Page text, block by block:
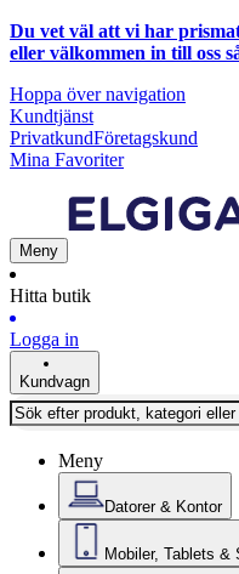
Du vet väl att vi har
eller välkommen in till oss
Hoppa över navigation
Kundtjänst
PrivatkundFöretagskund
Mina Favoriter
Meny
Hitta butik
Logga in
Kundvagn
Meny
Datorer & Kontor
Mobiler, Tablets &